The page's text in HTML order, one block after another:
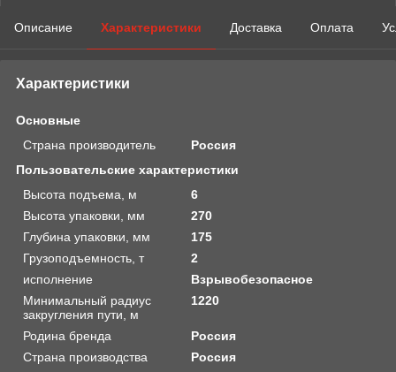
Описание Характеристики Доставка Оплата
Характеристики
Основные
Страна производитель
Россия
Пользовательские характеристики
Высота подъема, м
6
Высота упаковки, мм
270
Глубина упаковки, мм
175
Грузоподъемность, т
2
исполнение
Взрывобезопасное
Минимальный радиус
закругления пути, м
1220
Родина бренда
Россия
Страна производства
Россия